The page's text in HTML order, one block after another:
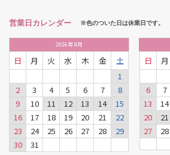
営業日カレンダー ※色のついた日は休業日です。
2026年8月
日 月 火 水 木 金
土
1
2
3 4 5 6 7
8
9
10 11 12 13 14
15
16
17 18 19 20 21
22
23
24 25 26 27 28
29
30
31
日 月
6
7
13
14
20
21
27
28